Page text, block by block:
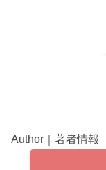
Author｜著者情報